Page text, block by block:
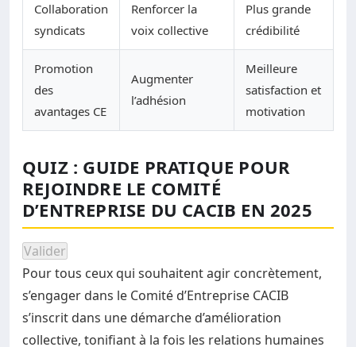
Collaboration
syndicats
Renforcer la
voix collective
Plus grande
crédibilité
Promotion
des
avantages CE
Augmenter
l’adhésion
Meilleure
satisfaction et
motivation
QUIZ : GUIDE PRATIQUE POUR
REJOINDRE LE COMITÉ
D’ENTREPRISE DU CACIB EN 2025
Répondez aux questions et cliquez sur Valider pour
Valider
Pour tous ceux qui souhaitent agir concrètement,
s’engager dans le Comité d’Entreprise CACIB
s’inscrit dans une démarche d’amélioration
collective, tonifiant à la fois les relations humaines